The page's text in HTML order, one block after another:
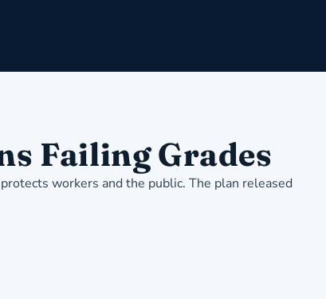
Failing Grades
workers and the public. The plan released